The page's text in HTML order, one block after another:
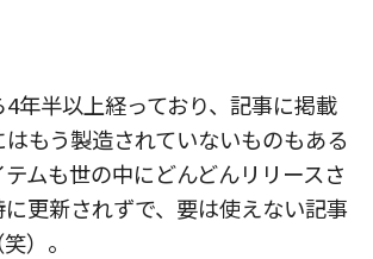
年半以上経っており、記事に掲載
はもう製造されていないものもある
ムも世の中にどんどんリリースさ
更新されずで、要は使えない記事
）。